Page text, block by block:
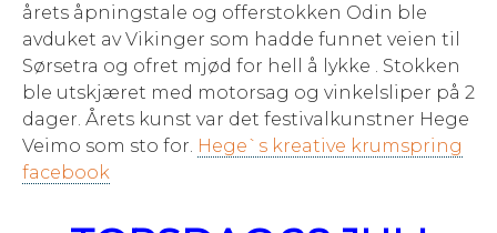
årets åpningstale og offerstokken Odin ble
avduket av Vikinger som hadde funnet veien til
Sørsetra og ofret mjød for hell å lykke . Stokken
ble utskjæret med motorsag og vinkelsliper på 2
dager. Årets kunst var det festivalkunstner Hege
Veimo som sto for. Hege`s kreative krumspring
facebook